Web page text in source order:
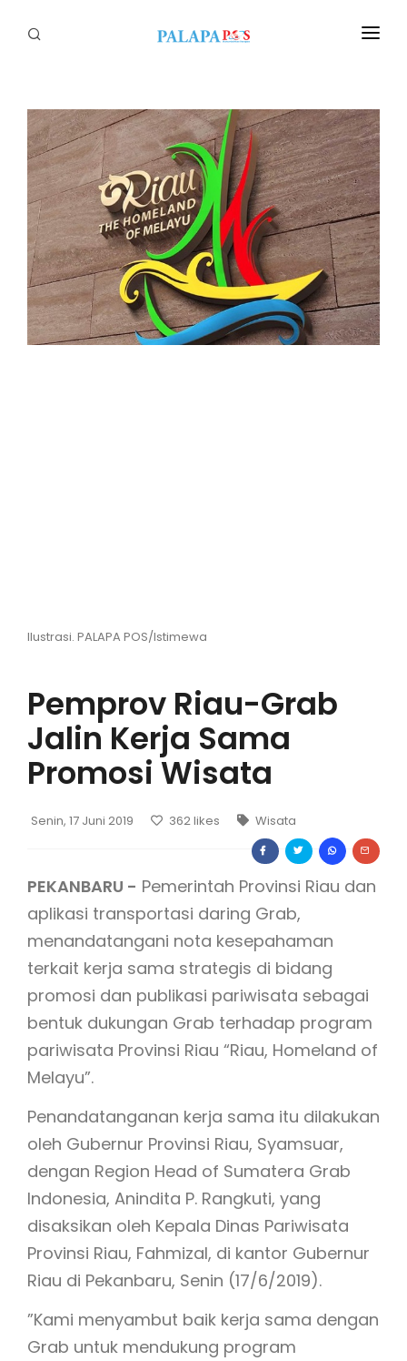
Politik
Nasional
Sumatera
Tapanuli
Nusantara
Megapolitan
Ilustrasi. PALAPA POS/Istimewa
Pemprov Riau-Grab
Jalin Kerja Sama
Promosi Wisata
Senin, 17 Juni 2019 362likes Wisata
PEKANBARU - Pemerintah Provinsi Riau dan
aplikasi transportasi daring Grab,
menandatangani nota kesepahaman
terkait kerja sama strategis di bidang
promosi dan publikasi pariwisata sebagai
bentuk dukungan Grab terhadap program
pariwisata Provinsi Riau “Riau, Homeland of
Melayu”.
Penandatanganan kerja sama itu dilakukan
oleh Gubernur Provinsi Riau, Syamsuar,
dengan Region Head of Sumatera Grab
Indonesia, Anindita P. Rangkuti, yang
disaksikan oleh Kepala Dinas Pariwisata
Provinsi Riau, Fahmizal, di kantor Gubernur
Riau di Pekanbaru, Senin (17/6/2019).
”Kami menyambut baik kerja sama dengan
Grab untuk mendukung program